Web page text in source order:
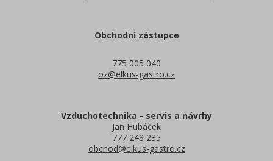
Obchodní zástupce
775 005 040
oz@elkus-gastro.cz
Vzduchotechnika - servis a návrhy
Jan Hubáček
777 248 235
obchod@elkus-gastro.cz